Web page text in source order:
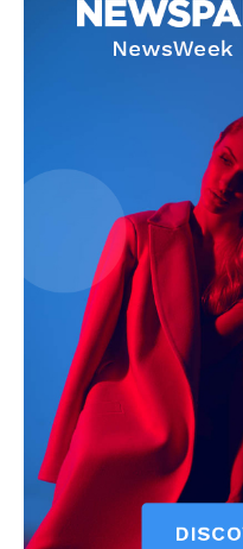
Kontakt
Impressum